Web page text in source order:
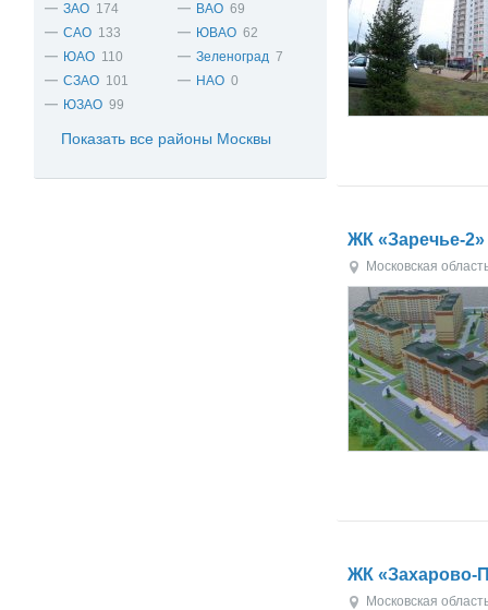
ЗАО 174
САО 133
ЮАО 110
СЗАО 101
ЮЗАО 99
ВАО 69
ЮВАО 62
Зеленоград 7
НАО 0
Показать все районы Москвы
ЖК «Заречье-2»
Московская
ЖК «Захарово-
Московская